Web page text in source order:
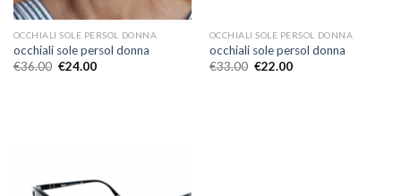
OCCHIALI SOLE PERSOL DONNA
occhiali sole persol donna
€36.00 €24.00
OCCHIALI SOLE PERSOL DONNA
occhiali sole persol donna
€33.00 €22.00